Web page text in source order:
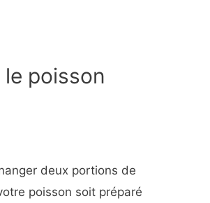
poisson
deux portions de
poisson soit préparé